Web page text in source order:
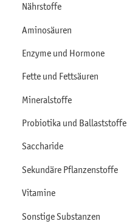
Nährstoffe
Aminosäuren
Enzyme und Hormone
Fette und Fettsäuren
Mineralstoffe
Probiotika und Ballaststoffe
Saccharide
Sekundäre Pflanzenstoffe
Vitamine
Sonstige Substanzen